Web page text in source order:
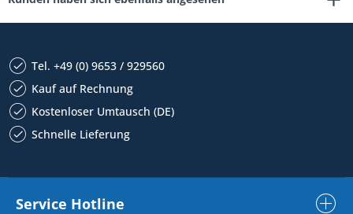
Tel. +49 (0) 9653 / 929560
Kauf auf Rechnung
Kostenloser Umtausch (DE)
Schnelle Lieferung
Service Hotline